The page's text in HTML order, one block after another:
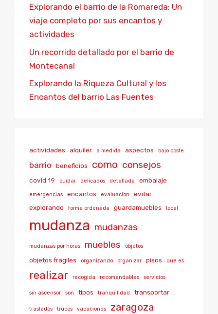
Explorando el barrio de la Romareda: Un
viaje completo por sus encantos y
actividades
Un recorrido detallado por el barrio de
Montecanal
Explorando la Riqueza Cultural y los
Encantos del barrio Las Fuentes
actividades alquiler a medida aspectos bajo coste
barrio beneficios como consejos
covid 19 cuidar delicados detallada embalaje
emergencias encantos evaluacion
evitar
explorando
forma ordenada guardamuebles local
mudanza mudanzas
mudanzas por horas muebles objetos
objetos fragiles organizando organizar pisos que es
realizar recogida recomendables servicios
sin ascensor son tipos tranquilidad transportar
traslados trucos vacaciones zaragoza